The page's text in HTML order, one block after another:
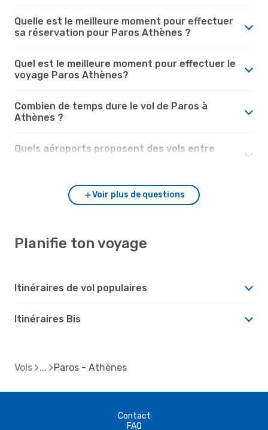
Quelle est le meilleure moment pour effectuer
sa réservation pour Paros Athènes ?
Quel est le meilleure moment pour effectuer le
voyage Paros Athènes?
Combien de temps dure le vol de Paros à
Athènes ?
Quels aéroports proposent des vols entre
Voir plus de questions
Planifie ton voyage
Itinéraires de vol populaires
Itinéraires Bis
Vols Paros - Athènes
Contact
FAQ